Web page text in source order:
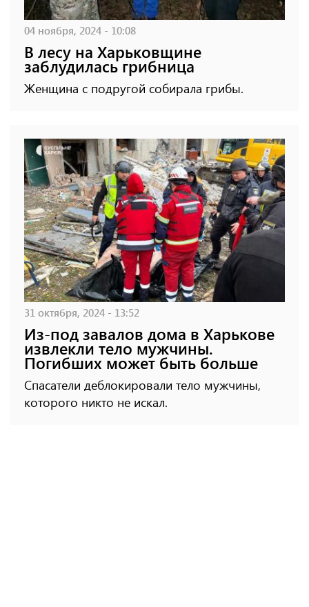
04 ноября, 2024 - 10:08
В лесу на Харьковщине
заблудилась грибница
Женщина с подругой собирала грибы.
31 октября, 2024 - 13:52
Из-под завалов дома в Харькове
извлекли тело мужчины.
Погибших может быть больше
Спасатели деблокировали тело мужчины,
которого никто не искал.